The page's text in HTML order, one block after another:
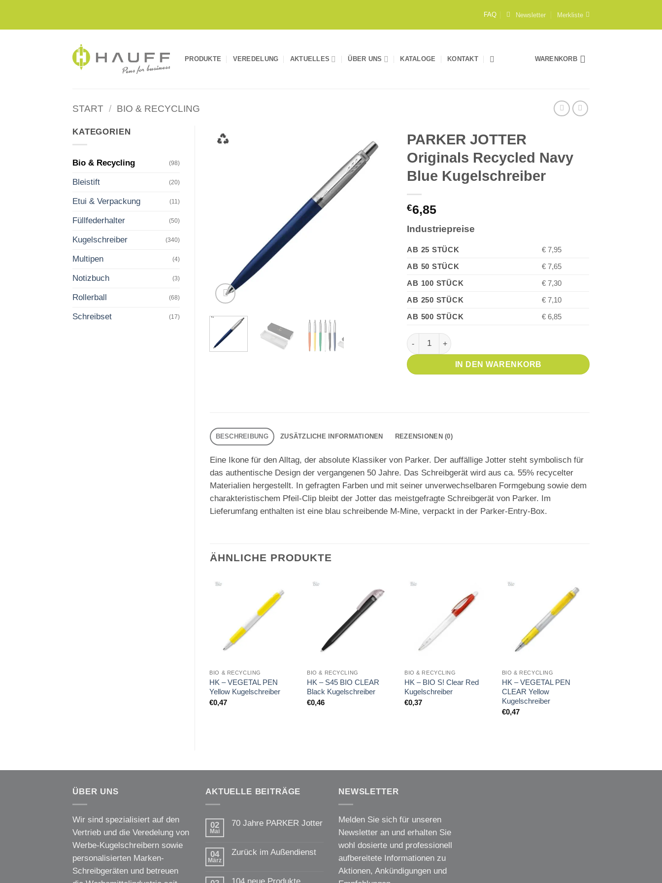
springen
FAQ Newsletter Merkliste
PRODUKTE VEREDELUNG AKTUELLES ÜBER UNS KATALOGE KONTAKT WARENKORB
START / BIO & RECYCLING
KATEGORIEN
Bio & Recycling (98)
Bleistift (20)
Etui & Verpackung (11)
Füllfederhalter (50)
Kugelschreiber (340)
Multipen (4)
Notizbuch (3)
Rollerball (68)
Schreibset (17)
Auf die
Merkliste
PARKER JOTTER
Originals Recycled Navy
Blue Kugelschreiber
€6,85
Industriepreise
AB 25 STÜCK
€ 7,95
AB 50 STÜCK
€ 7,65
AB 100 STÜCK
€ 7,30
AB 250 STÜCK
€ 7,10
AB 500 STÜCK
€ 6,85
PARKER JOTTER Originals Recycled Navy Blue Kugelschreiber Menge
IN DEN WARENKORB
BESCHREIBUNG ZUSÄTZLICHE INFORMATIONEN REZENSIONEN (0)
Eine Ikone für den Alltag, der absolute Klassiker von Parker. Der auffällige Jotter steht symbolisch für
das authentische Design der vergangenen 50 Jahre. Das Schreibgerät wird aus ca. 55% recycelter
Materialien hergestellt. In gefragten Farben und mit seiner unverwechselbaren Formgebung sowie dem
charakteristischem Pfeil-Clip bleibt der Jotter das meistgefragte Schreibgerät von Parker. Im
Lieferumfang enthalten ist eine blau schreibende M-Mine, verpackt in der Parker-Entry-Box.
ÄHNLICHE PRODUKTE
Auf die
Merkliste
BIO & RECYCLING
HK – VEGETAL PEN
Yellow Kugelschreiber
€0,47
Auf die
Merkliste
BIO & RECYCLING
HK – S45 BIO CLEAR
Black Kugelschreiber
€0,46
Auf die
Merkliste
BIO & RECYCLING
HK – BIO S! Clear Red
Kugelschreiber
€0,37
Auf die
Merkliste
BIO & RECYCLING
HK – VEGETAL PEN
CLEAR Yellow
Kugelschreiber
€0,47
ÜBER UNS
Wir sind spezialisiert auf den
Vertrieb und die Veredelung von
Werbe-Kugelschreibern sowie
personalisierten Marken-
Schreibgeräten und betreuen
AKTUELLE BEITRÄGE
02
Mai
70 Jahre PARKER Jotter
70
04
März
Zurück im Außendienst
104 neue Produkte
NEWSLETTER
Melden Sie sich für unseren
Newsletter an und erhalten Sie
wohl dosierte und professionell
aufbereitete Informationen zu
Aktionen, Ankündigungen und